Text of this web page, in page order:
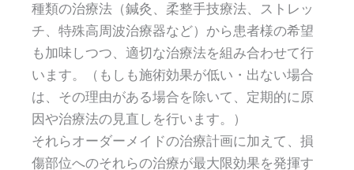
種類の治療法（鍼灸、柔整手技療法、ストレッ
チ、特殊高周波治療器など）から患者様の希望
も加味しつつ、適切な治療法を組み合わせて行
います。（もしも施術効果が低い・出ない場合
は、その理由がある場合を除いて、定期的に原
因や治療法の見直しを行います。）
それらオーダーメイドの治療計画に加えて、損
傷部位へのそれらの治療が最大限効果を発揮す